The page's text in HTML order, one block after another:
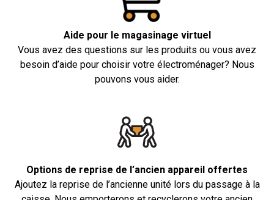
Aide pour le magasinage virtuel
Vous avez des questions sur les produits ou vous avez
besoin d’aide pour choisir votre électroménager? Nous
pouvons vous aider.
Options de reprise de l’ancien appareil offertes
Ajoutez la reprise de l’ancienne unité lors du passage à la